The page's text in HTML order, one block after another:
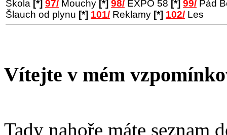
Škola [*] 97/ Mouchy [*] 98/ EXPO 58 [*] 99/ Pád
Šlauch od plynu [*] 101/ Reklamy [*] 102/ Les
Vítejte v mém
Tady nahoře máte seznam